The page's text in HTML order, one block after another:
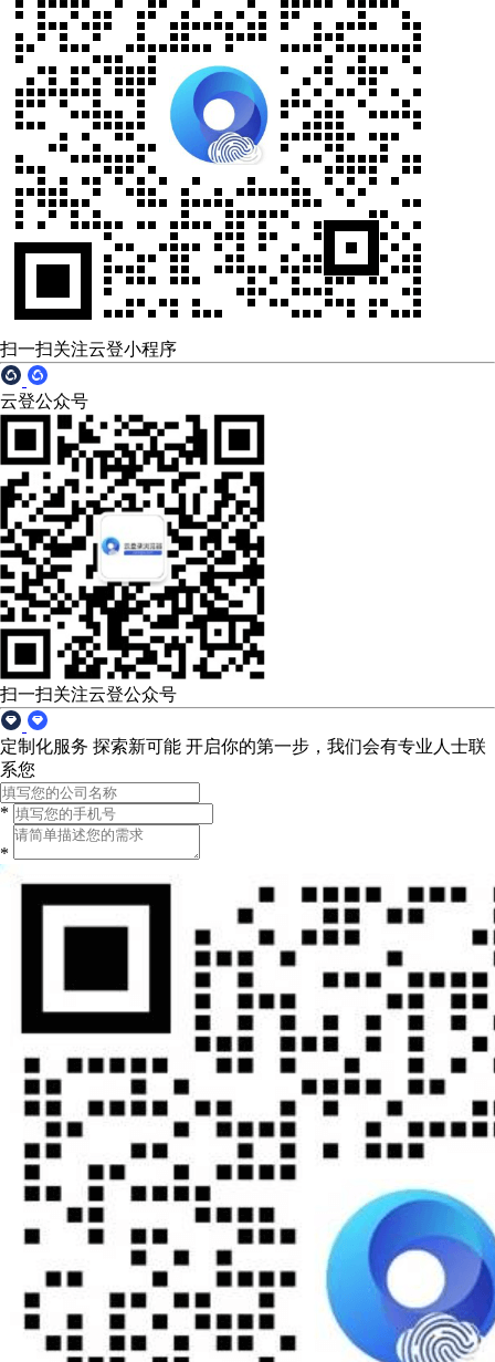
扫一扫关注云登小程序
云登公众号
扫一扫关注云登公众号
定制化服务 探索新可能 开启你的第一步，我们会有专业人士联
系您
*
*